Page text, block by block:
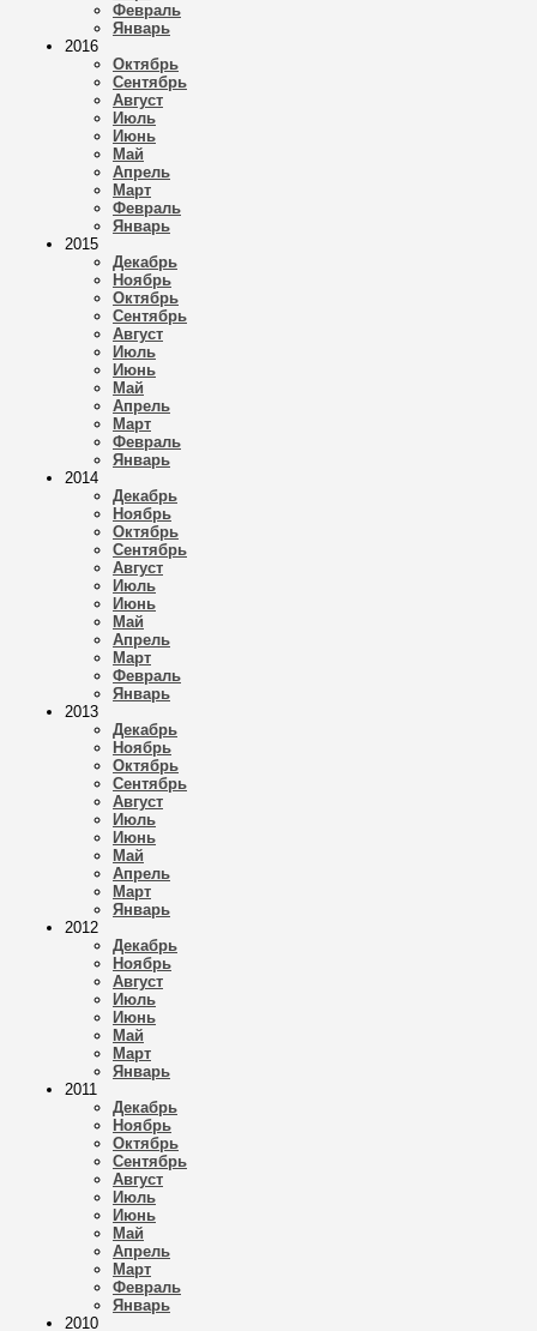
Февраль
Январь
2016
Октябрь
Сентябрь
Август
Июль
Июнь
Май
Апрель
Март
Февраль
Январь
2015
Декабрь
Ноябрь
Октябрь
Сентябрь
Август
Июль
Июнь
Май
Апрель
Март
Февраль
Январь
2014
Декабрь
Ноябрь
Октябрь
Сентябрь
Август
Июль
Июнь
Май
Апрель
Март
Февраль
Январь
2013
Декабрь
Ноябрь
Октябрь
Сентябрь
Август
Июль
Июнь
Май
Апрель
Март
Январь
2012
Декабрь
Ноябрь
Август
Июль
Июнь
Май
Март
Январь
2011
Декабрь
Ноябрь
Октябрь
Сентябрь
Август
Июль
Июнь
Май
Апрель
Март
Февраль
Январь
2010